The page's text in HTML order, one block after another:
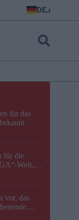
DE
für das
für die
Welt,
vor, das